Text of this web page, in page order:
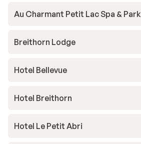
Au Charmant Petit Lac Spa &
Breithorn Lodge
Hotel Bellevue
Hotel Breithorn
Hotel Le Petit Abri